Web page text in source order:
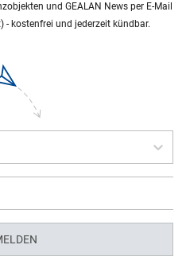
und GEALAN News per E-Mail
kostenfrei und jederzeit kündbar.